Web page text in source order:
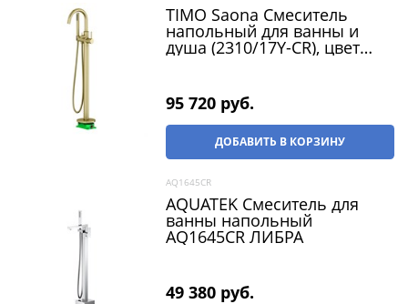
TIMO Saona Смеситель
напольный для ванны и
душа (2310/17Y-CR), цвет
95 720 руб.
ДОБАВИТЬ В КОРЗИНУ
AQ1645CR
AQUATEK Смеситель для
ванны напольный
AQ1645CR ЛИБРА
49 380 руб.